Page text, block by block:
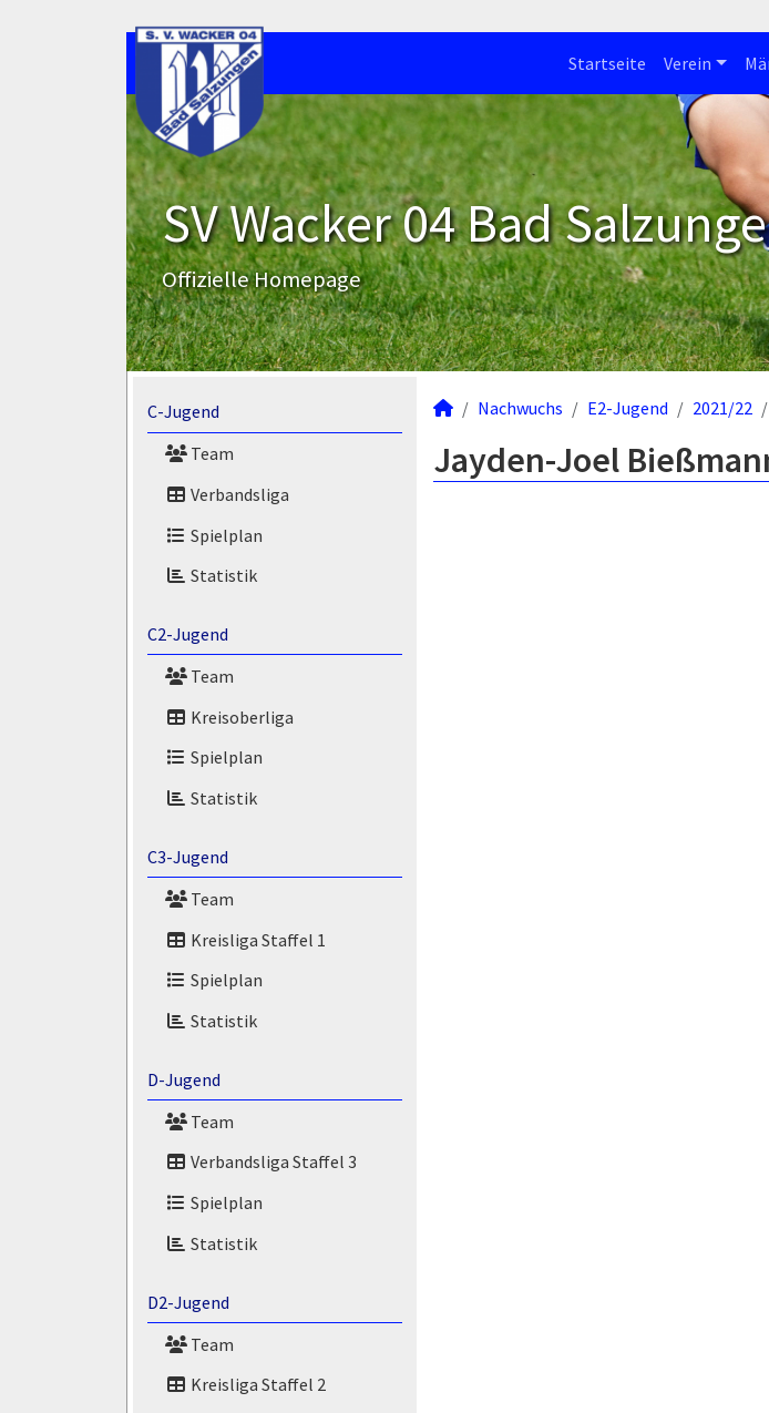
Startseite Verein
SV Wacker 04 Bad
Offizielle Homepage
C-Jugend
Team
Verbandsliga
Spielplan
Statistik
C2-Jugend
Team
Kreisoberliga
Spielplan
Statistik
C3-Jugend
Team
Kreisliga Staffel 1
Spielplan
Statistik
D-Jugend
Team
Verbandsliga Staffel 3
Spielplan
Statistik
D2-Jugend
Team
Kreisliga Staffel 2
Nachwuchs E2-Jugend 2021/22
Jayden-Joel